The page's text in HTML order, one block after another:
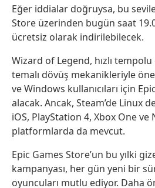
Eğer iddialar doğruysa, bu
Store üzerinden bugün saat
ücretsiz olarak indirilebilecek.
Wizard of Legend, hızlı tempolu
temalı dövüş mekanikleriyle öne
ve Windows kullanıcıları için
alacak. Ancak, Steam’de Linux
iOS, PlayStation 4, Xbox One
platformlarda da mevcut.
Epic Games Store’un bu yılki
kampanyası, her gün yeni bir
oyuncuları mutlu ediyor. Daha